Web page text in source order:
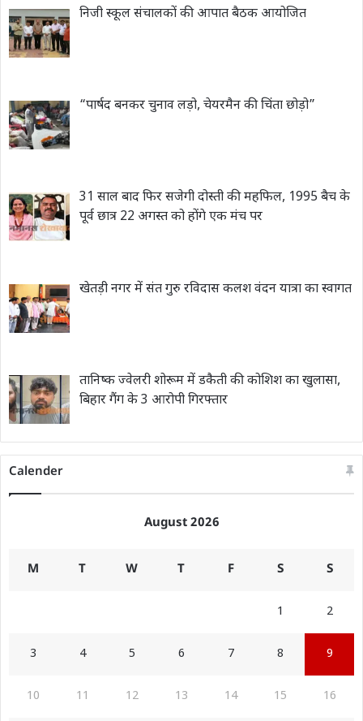
निजी स्कूल संचालकों की आपात बैठक आयोजित
“पार्षद बनकर चुनाव लड़ो, चेयरमैन की चिंता छोड़ो”
31 साल बाद फिर सजेगी दोस्ती की महफिल, 1995 बैच के
पूर्व छात्र 22 अगस्त को होंगे एक मंच पर
खेतड़ी नगर में संत गुरु रविदास कलश वंदन यात्रा का स्वागत
तानिष्क ज्वेलरी शोरूम में डकैती की कोशिश का खुलासा,
बिहार गैंग के 3 आरोपी गिरफ्तार
Calender
August 2026
M T W T F S S
1 2
3 4 5 6 7 8 9
10 11 12 13 14 15 16